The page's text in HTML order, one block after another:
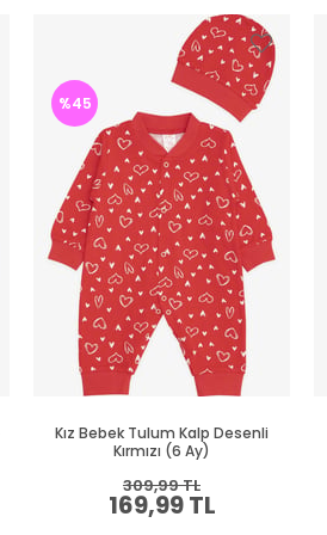
Kız Bebek Tulum Kalp Desenli
Kırmızı (6 Ay)
169,99 TL
309,99 TL
%45